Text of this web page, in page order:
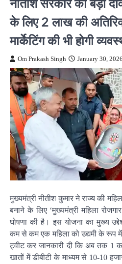
के लिए 2 लाख की
मार्केटिंग की भी होगी
Om Prakash Singh January 30, 2026
मुख्यमंत्री नीतीश कुमार ने राज्य की
बनाने के लिए ‘मुख्यमंत्री महिला
घोषणा की है। इस योजना का मुख्य
कम से कम एक महिला को उद्यमी के रूप
ट्वीट कर जानकारी दी कि अब तक 1
खातों में डीबीटी के माध्यम से 10-10